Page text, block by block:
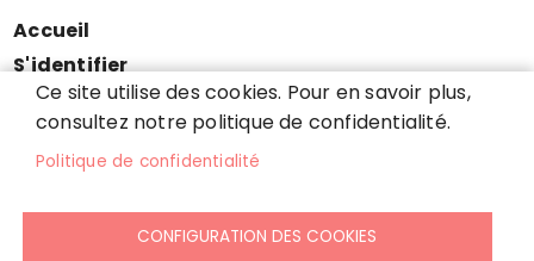
Menu
Pied
de
page
Accueil
S'identifier
Mentions légales
Données personnelles
Accessibilité : partiellement conforme
Ce site utilise des cookies. Pour en savoir plus,
consultez notre politique de confidentialité.
Politique de confidentialité
CONFIGURATION DES COOKIES